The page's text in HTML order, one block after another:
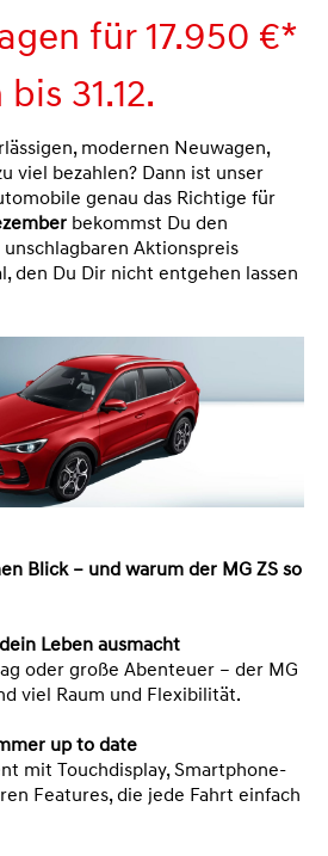
für 17.950 €*
31.12.
modernen Neuwagen,
viel bezahlen? Dann ist unser
genau das Richtige für
bekommst Du den
unschlagbaren Aktionspreis
den Du Dir nicht entgehen lassen
Blick – und warum der MG ZS so
Leben ausmacht
oder große Abenteuer – der MG
viel Raum und Flexibilität.
up to date
mit Touchdisplay, Smartphone-
Features, die jede Fahrt einfach